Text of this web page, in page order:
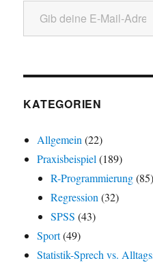
KATEGORIEN
Allgemein(22)
Praxisbeispiel(189)
R-Programmierung(85)
Regression(32)
SPSS (43)
Sport(49)
Statistik-Sprech vs.